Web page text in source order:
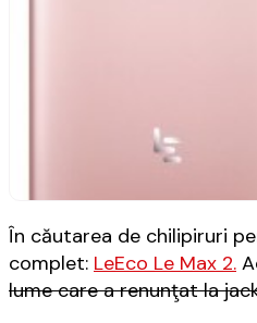
În căutarea de chilipiruri
complet: LeEco Le Max 2.
lume care a renunţat la